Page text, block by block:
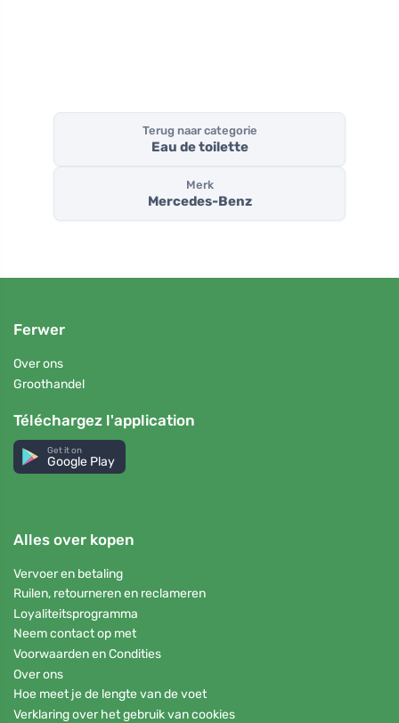
Terug naar categorie
Eau de toilette
Merk
Mercedes-Benz
Ferwer
Over ons
Groothandel
Téléchargez l'application
Get it on
Google Play
Alles over kopen
Vervoer en betaling
Ruilen, retourneren en reclameren
Loyaliteitsprogramma
Neem contact op met
Voorwaarden en Condities
Over ons
Hoe meet je de lengte van de voet
Verklaring over het gebruik van cookies